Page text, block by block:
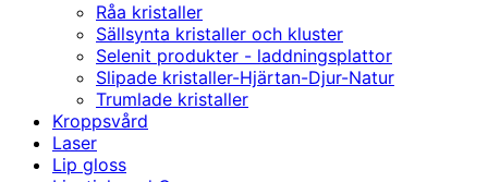
Råa kristaller
Sällsynta kristaller och kluster
Selenit produkter - laddningsplattor
Slipade kristaller-Hjärtan-Djur-Natur
Trumlade kristaller
Kroppsvård
Laser
Lip gloss